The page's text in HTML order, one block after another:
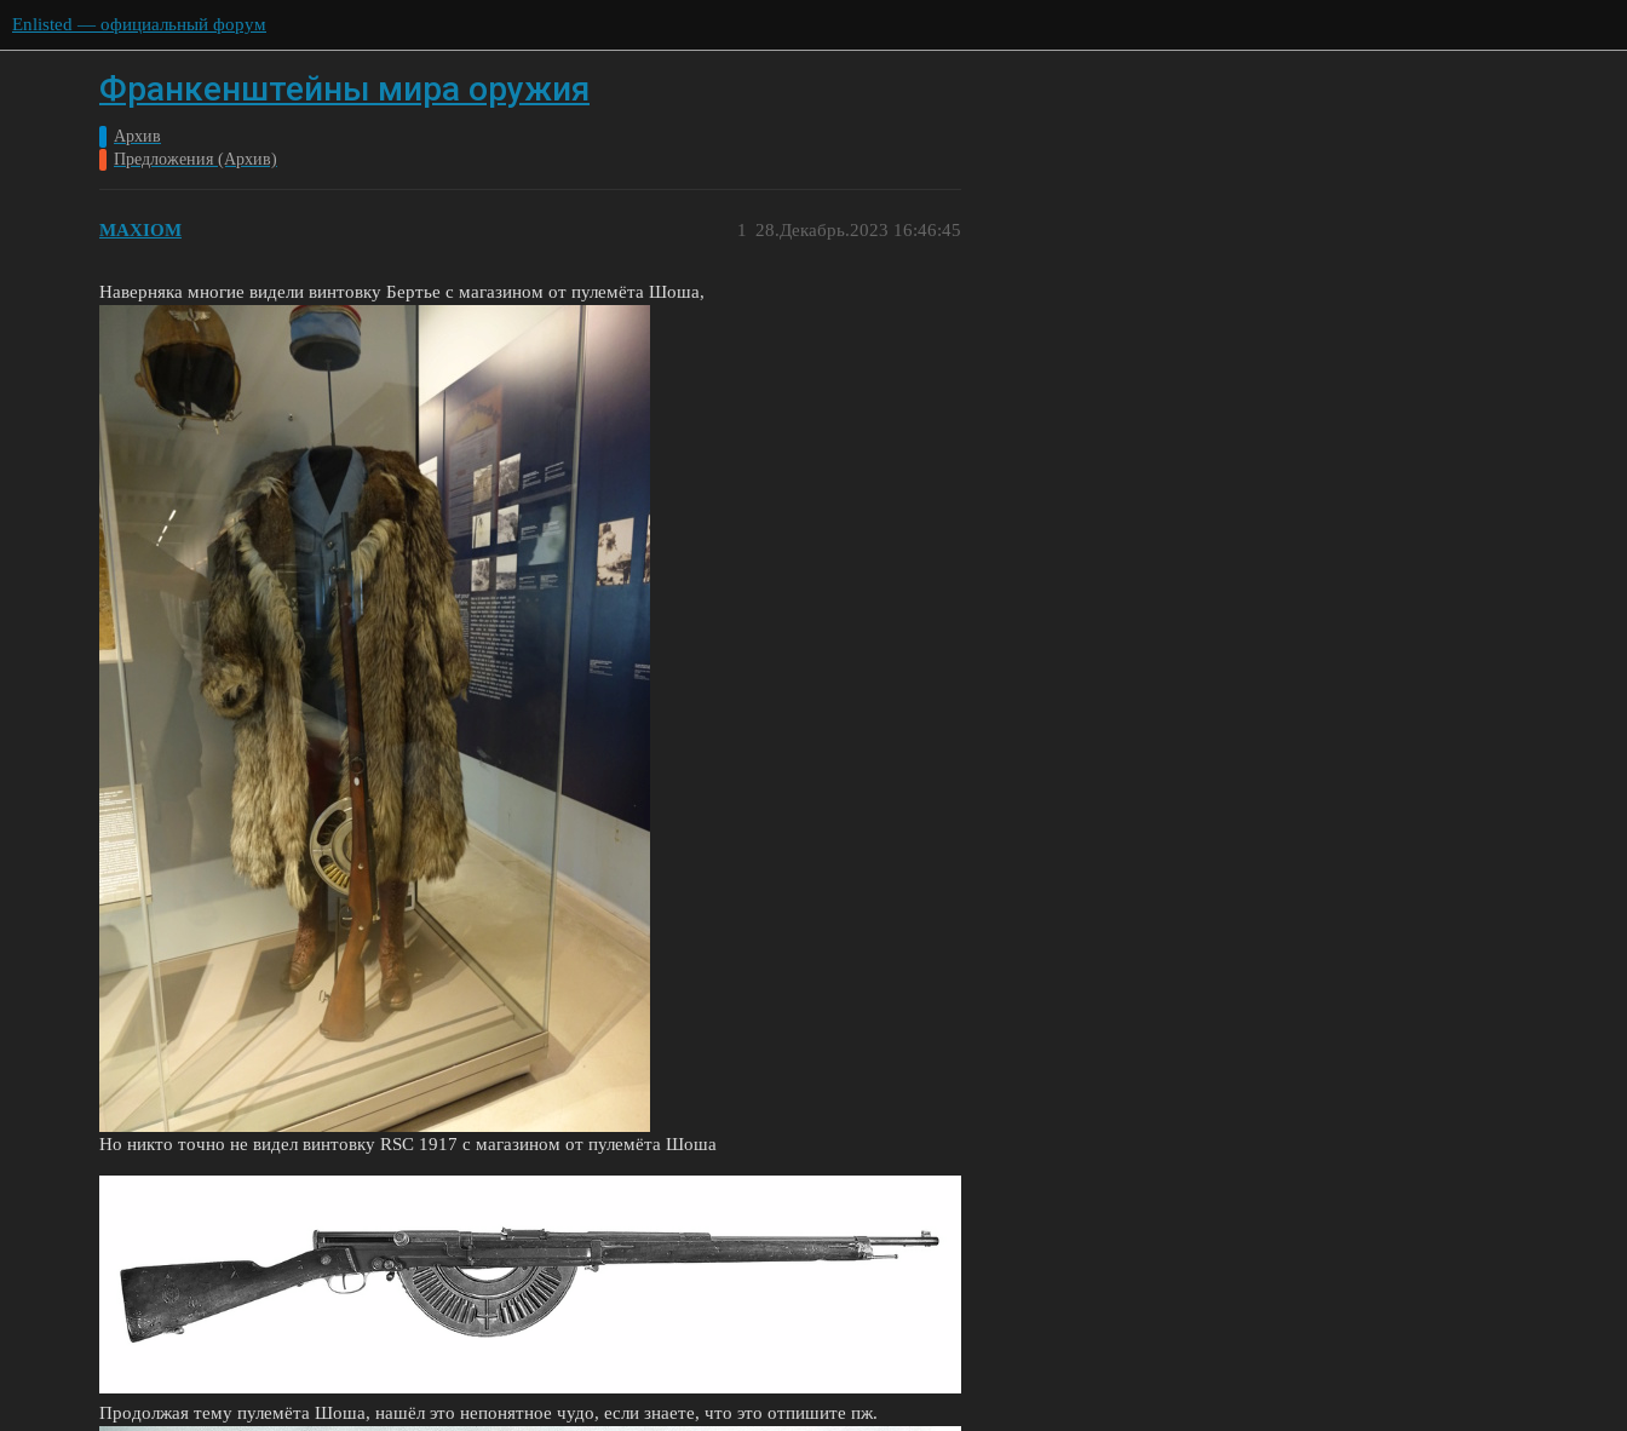
Enlisted — официальный форум
Франкенштейны мира оружия
Архив
Предложения (Архив)
MAXIOM 28.Декабрь.2023 16:46:45
1
Наверняка многие видели винтовку Бертье с магазином от пулемёта Шоша,
Но никто точно не видел винтовку RSC 1917 с магазином от пулемёта Шоша
Продолжая тему пулемёта Шоша, нашёл это непонятное чудо, если знаете, что это отпишите пж.